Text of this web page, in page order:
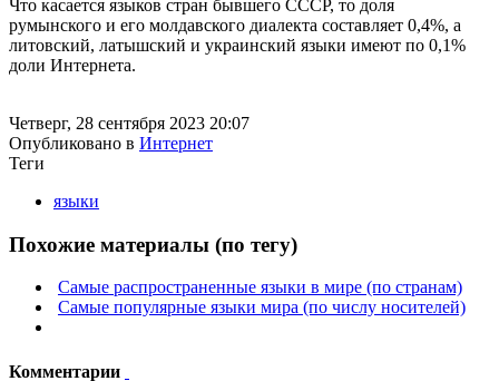
Что касается языков стран бывшего СССР, то доля
румынского и его молдавского диалекта составляет 0,4%, а
литовский, латышский и украинский языки имеют по 0,1%
доли Интернета.
Четверг, 28 сентября 2023 20:07
Опубликовано в Интернет
Теги
языки
Похожие материалы (по тегу)
Самые распространенные языки в мире (по странам)
Самые популярные языки мира (по числу носителей)
Комментарии